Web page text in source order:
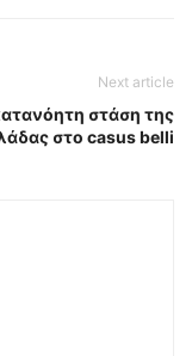
Next article
στάση της
στο casus belli